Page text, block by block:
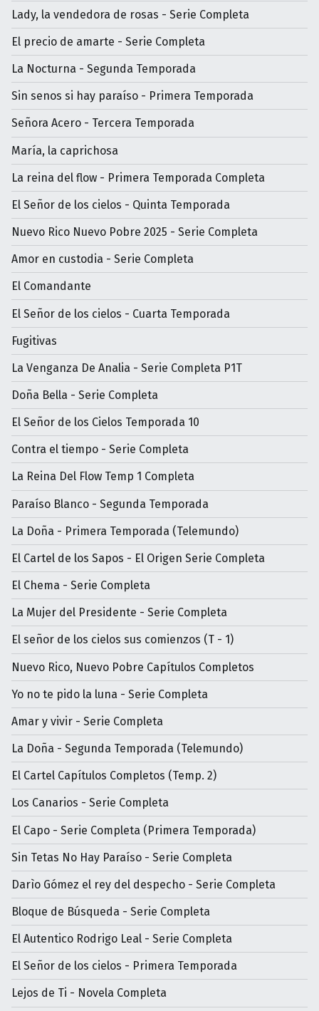
Lady, la vendedora de rosas - Serie Completa
El precio de amarte - Serie Completa
La Nocturna - Segunda Temporada
Sin senos si hay paraíso - Primera Temporada
Señora Acero - Tercera Temporada
María, la caprichosa
La reina del flow - Primera Temporada Completa
El Señor de los cielos - Quinta Temporada
Nuevo Rico Nuevo Pobre 2025 - Serie Completa
Amor en custodia - Serie Completa
El Comandante
El Señor de los cielos - Cuarta Temporada
Fugitivas
La Venganza De Analia - Serie Completa P1T
Doña Bella - Serie Completa
El Señor de los Cielos Temporada 10
Contra el tiempo - Serie Completa
La Reina Del Flow Temp 1 Completa
Paraíso Blanco - Segunda Temporada
La Doña - Primera Temporada (Telemundo)
El Cartel de los Sapos - El Origen Serie Completa
El Chema - Serie Completa
La Mujer del Presidente - Serie Completa
El señor de los cielos sus comienzos (T - 1)
Nuevo Rico, Nuevo Pobre Capítulos Completos
Yo no te pido la luna - Serie Completa
Amar y vivir - Serie Completa
La Doña - Segunda Temporada (Telemundo)
El Cartel Capítulos Completos (Temp. 2)
Los Canarios - Serie Completa
El Capo - Serie Completa (Primera Temporada)
Sin Tetas No Hay Paraíso - Serie Completa
Darìo Gómez el rey del despecho - Serie Completa
Bloque de Búsqueda - Serie Completa
El Autentico Rodrigo Leal - Serie Completa
El Señor de los cielos - Primera Temporada
Lejos de Ti - Novela Completa